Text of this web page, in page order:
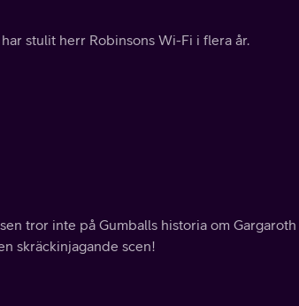
stulit herr Robinsons Wi-Fi i flera år.
tror inte på Gumballs historia om Gargaroth
skräckinjagande scen!